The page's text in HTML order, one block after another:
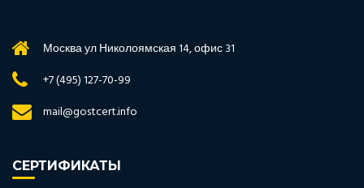
Москва ул Николоямская 14, офис 31
+7 (495) 127-70-99
mail@gostcert.info
СЕРТИФИКАТЫ